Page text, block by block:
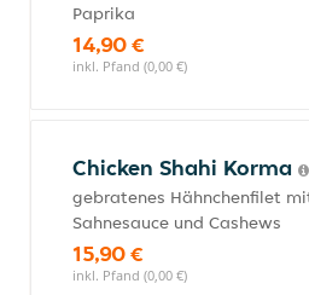
Paprika
14,90 €
inkl. Pfand (0,00 €)
Chicken Shahi Korma
gebratenes Hähnchenfilet
Sahnesauce und Cashews
15,90 €
inkl. Pfand (0,00 €)